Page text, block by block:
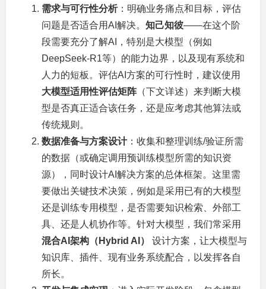
需求与可行性分析：明确业务痛点和目标，评估
问题是否适合用AI解决。 知己知彼——在这个阶
段需要充分了解AI，特别是大模型（例如
DeepSeek-R1等）的能力边界，以及现有系统和
人力的短板。评估AI方案的可行性时，建议使用
大模型适用性评估矩阵（下文详述）来判断大模
型是否真正适合该任务，还是应考虑其他算法或
传统规则。
数据准备与方案设计：收集和整理训练/验证所需
的数据（或确定调用预训练模型所需的知识资
源），同时设计AI解决方案的总体框架。这里需
要做出关键技术决策，例如是采用已有的大模型
还是训练专用模型，是否需要知识检索、外部工
具、还是人机协作等。针对大模型，我们常采用
混合AI架构（Hybrid AI）
设计方案，让大模型与
知识库、插件、现有业务系统配合，以发挥各自
所长。